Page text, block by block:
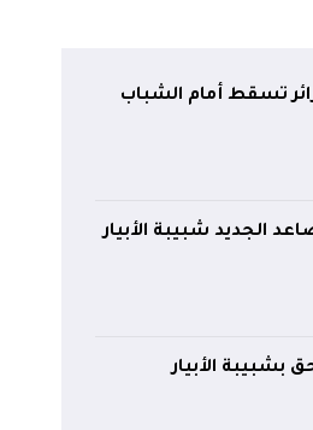
تسقط أمام الشباب
الجديد شبيبة الأبيار
بشبيبة الأبيار